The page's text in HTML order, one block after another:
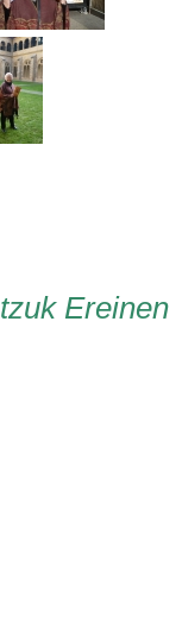
Ereinen